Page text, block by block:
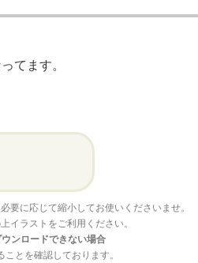
てます。
に応じて縮小してお使いくださいませ。
イラストをご利用ください。
ンロードできない場合
とを確認しております。